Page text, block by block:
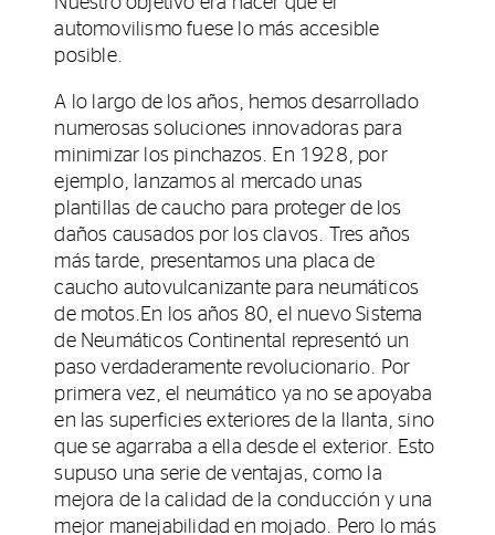
automovilismo fuese lo más accesible
posible.
A lo largo de los años, hemos desarrollado
numerosas soluciones innovadoras para
minimizar los pinchazos. En 1928, por
ejemplo, lanzamos al mercado unas
plantillas de caucho para proteger de los
daños causados por los clavos. Tres años
más tarde, presentamos una placa de
caucho autovulcanizante para neumáticos
de motos.En los años 80, el nuevo Sistema
de Neumáticos Continental representó un
paso verdaderamente revolucionario. Por
primera vez, el neumático ya no se apoyaba
en las superficies exteriores de la llanta, sino
que se agarraba a ella desde el exterior. Esto
supuso una serie de ventajas, como la
mejora de la calidad de la conducción y una
mejor manejabilidad en mojado. Pero lo más